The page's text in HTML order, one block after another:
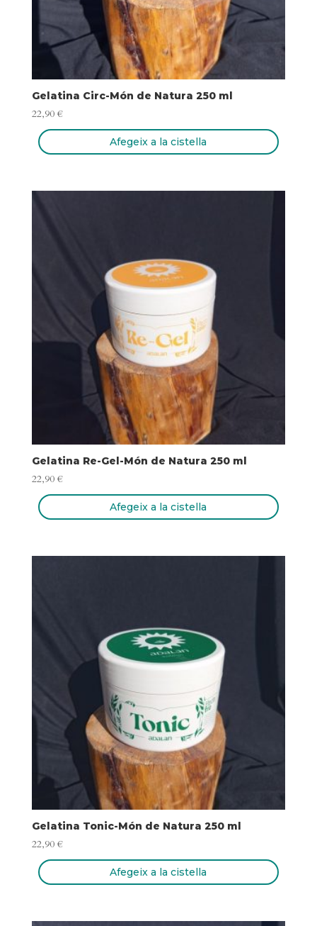
Gelatina Circ-Món de Natura 250 ml
22,90 €
Afegeix a la cistella
Gelatina Re-Gel-Món de Natura 250 ml
22,90 €
Afegeix a la cistella
Gelatina Tonic-Món de Natura 250 ml
22,90 €
Afegeix a la cistella